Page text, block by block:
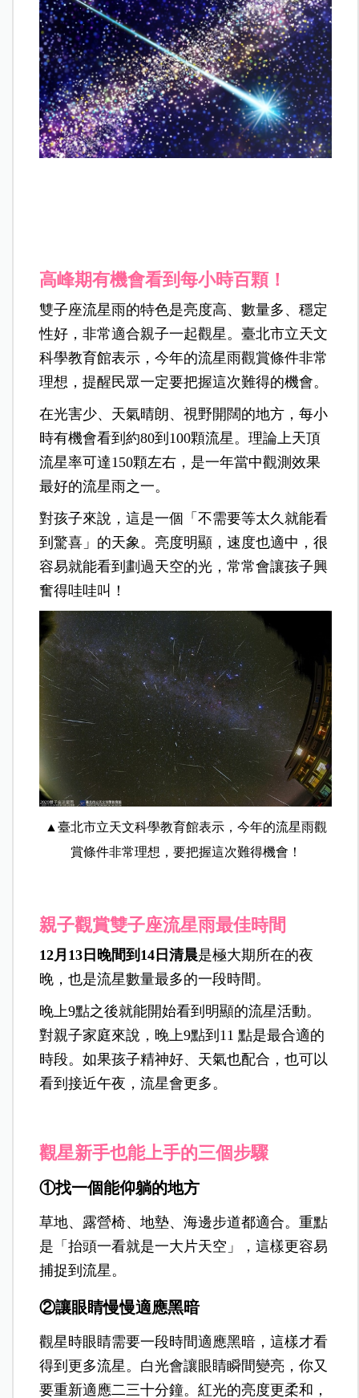
高峰期有機會看到每小時百顆！
雙子座流星雨的特色是亮度高、數量多、穩定
性好，非常適合親子一起觀星。臺北市立天文
科學教育館表示，今年的流星雨觀賞條件非常
理想，提醒民眾一定要把握這次難得的機會。
在光害少、天氣晴朗、視野開闊的地方，每小
時有機會看到約80到100顆流星。理論上天頂
流星率可達150顆左右，是一年當中觀測效果
最好的流星雨之一。
對孩子來說，這是一個「不需要等太久就能看
到驚喜」的天象。亮度明顯，速度也適中，很
容易就能看到劃過天空的光，常常會讓孩子興
奮得哇哇叫！
▲臺北市立天文科學教育館表示，今年的流星雨觀
賞條件非常理想，要把握這次難得機會！
親子觀賞雙子座流星雨最佳時間
12月13日晚間到14日清晨是極大期所在的夜
晚，也是流星數量最多的一段時間。
晚上9點之後就能開始看到明顯的流星活動。
對親子家庭來說，晚上9點到11 點是最合適的
時段。如果孩子精神好、天氣也配合，也可以
看到接近午夜，流星會更多。
觀星新手也能上手的三個步驟
①找一個能仰躺的地方
草地、露營椅、地墊、海邊步道都適合。重點
是「抬頭一看就是一大片天空」，這樣更容易
捕捉到流星。
②讓眼睛慢慢適應黑暗
觀星時眼睛需要一段時間適應黑暗，這樣才看
得到更多流星。白光會讓眼睛瞬間變亮，你又
要重新適應二三十分鐘。紅光的亮度更柔和，